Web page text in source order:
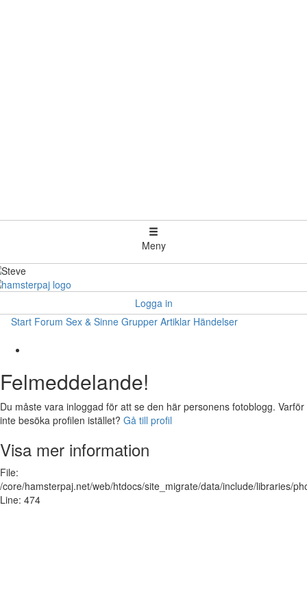
Meny
Logga in
Start Forum Sex & Sinne Grupper Artiklar Händelser
Felmeddelande!
Du måste vara inloggad för att se den här personens fotoblogg. Varför
inte besöka profilen istället? Gå till profil
Visa mer information
File:
/core/hamsterpaj.net/web/htdocs/site_migrate/data/include/libraries/
Line: 474